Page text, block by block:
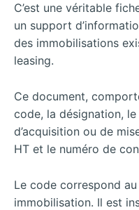
C’est une véritable
un support
des immobilisations
leasing.
Ce document,
code, la désignation,
d’acquisition ou de
HT et le numéro de
Le code correspond
immobilisation. Il est